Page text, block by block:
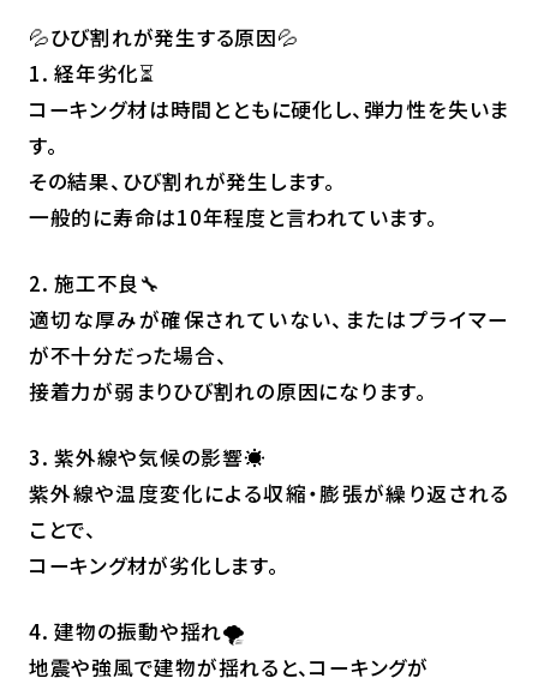
💦ひび割れが発生する原因💦
1. 経年劣化⏳
コーキング材は時間とともに硬化し、弾力性を失いま
す。
その結果、ひび割れが発生します。
一般的に寿命は10年程度と言われています。
2. 施工不良🔧
適切な厚みが確保されていない、またはプライマー
が不十分だった場合、
接着力が弱まりひび割れの原因になります。
3. 紫外線や気候の影響☀️
紫外線や温度変化による収縮・膨張が繰り返される
ことで、
コーキング材が劣化します。
4. 建物の振動や揺れ🌪️
地震や強風で建物が揺れると、コーキングが